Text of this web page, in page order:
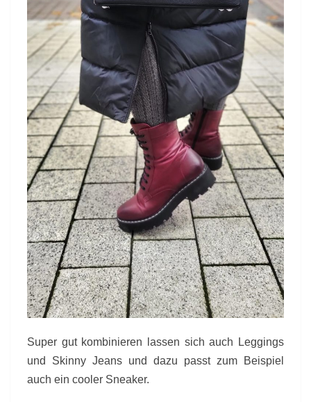
Super gut kombinieren lassen sich auch Leggings
und Skinny Jeans und dazu passt zum Beispiel
auch ein cooler Sneaker.